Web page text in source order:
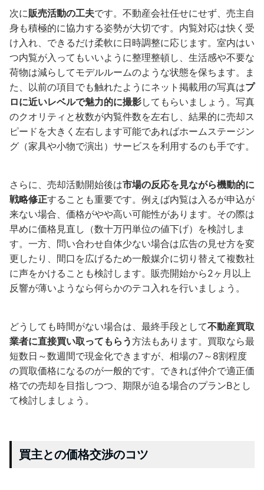
次に販売活動の工夫です。不動産会社任せにせず、売主自
身も積極的に協力する姿勢が大切です。内覧対応は快く受
け入れ、できるだけ柔軟に日時調整に応じます。室内はい
つ内覧が入ってもいいように整理整頓し、生活感や不要な
荷物は減らしてモデルルームのような状態を保ちます。ま
た、以前の項目でも触れたようにネット掲載用の写真はプ
ロに近いレベルで魅力的に撮影してもらいましょう。写真
のクオリティと枚数が内覧件数を左右し、結果的に売却ス
ピードを大きく左右します可能であればホームステージン
グ（家具や小物で演出）サービスを利用するのも手です。
さらに、売却活動開始後は市場の反応を見ながら機動的に
戦略修正することも重要です。例えば内覧は入るが申込が
来ない場合、価格がやや高い可能性があります。その際は
早めに価格見直し（数十万円単位の値下げ）を検討しま
す。一方、問い合わせ自体少ない場合は広告の見せ方を変
更したり、間口を広げるため一般媒介に切り替えて複数社
に声をかけることも検討します。販売開始から2ヶ月以上
反響が薄いようなら何らかのテコ入れを行いましょう。
どうしても時間がない場合は、最終手段として不動産買取
業者に直接買い取ってもらう方法もあります。買取なら最
短数日～数週間で現金化できますが、相場の7～8割程度
の買取価格になるのが一般的です。できれば仲介で適正価
格での売却を目指しつつ、期限が迫る場合のプランBとし
て検討しましょう。
買主との価格交渉のコツ